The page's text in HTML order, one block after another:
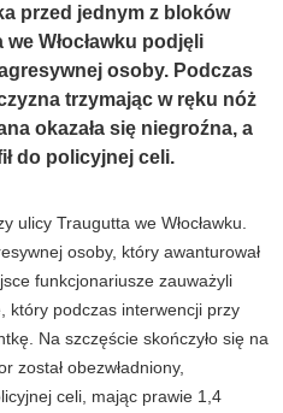
przed jednym z bloków
Włocławku podjęli
osoby. Podczas
trzymając w ręku nóż
okazała się niegroźna, a
do policyjnej celi.
ulicy Traugutta we Włocławku.
osoby, który awanturował
funkcjonariusze zauważyli
który podczas interwencji przy
Na szczęście skończyło się na
został obezwładniony,
celi, mając prawie 1,4